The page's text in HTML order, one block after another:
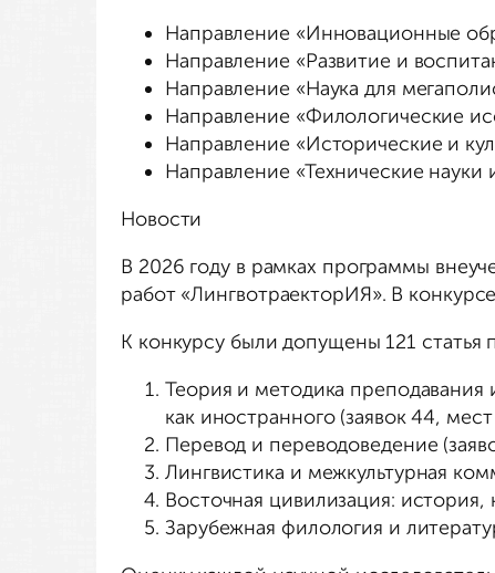
Направление «Инновационные
Направление «Развитие и
Направление «Наука для
Направление «Филологические
Направление «Исторические и
Направление «Технические науки
Новости
В 2026 году в рамках программы
работ «ЛингвотраекторИЯ». В
К конкурсу были допущены 121 статья
Теория и методика преподавания
как иностранного (заявок 44, мест
Перевод и переводоведение
Лингвистика и межкультурная
Восточная цивилизация: история,
Зарубежная филология и